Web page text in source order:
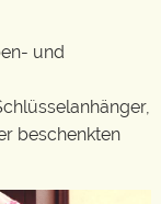
und
beschenkten